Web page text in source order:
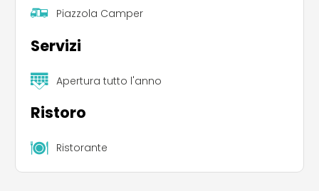
Piazzola Camper
Servizi
Apertura tutto l'anno
Ristoro
Ristorante